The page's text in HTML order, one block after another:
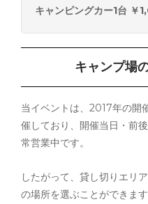
キャンピングカー1台
キャンプ場
当イベントは、2017年の開
催しており、開催当日・前
常営業中です。
したがって、貸し切りエリ
の場所を選ぶことができま